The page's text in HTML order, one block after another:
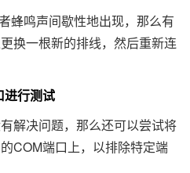
鸣声间歇性地出现，那么有
换一根新的排线，然后重新连
行测试
决问题，那么还可以尝试将
COM端口上，以排除特定端